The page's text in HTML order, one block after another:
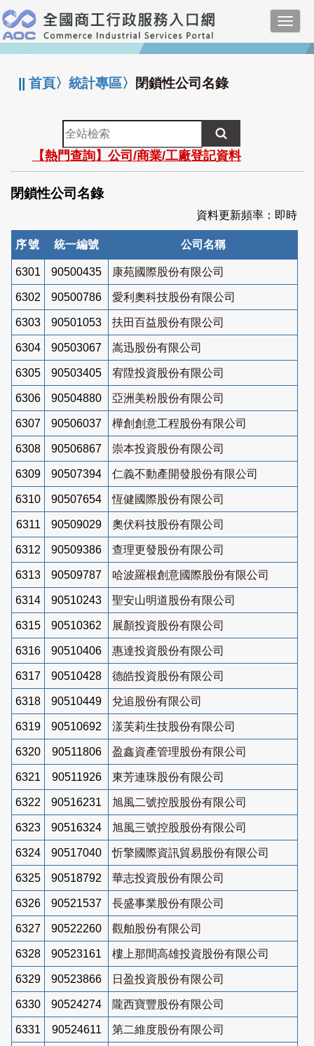
跳
到
主
要
:::
||首頁〉統計專區〉 閉鎖性公司名錄
全
站
檢
索
【熱門查詢】公司/商業/工廠登記資料
閉鎖性公司名錄
資料更新頻率：即時
序號 統一編號 公司名稱
6301 90500435 康苑國際股份有限公司
6302 90500786 愛利奧科技股份有限公司
6303 90501053 扶田百益股份有限公司
6304 90503067 嵩迅股份有限公司
6305 90503405 宥陞投資股份有限公司
6306 90504880 亞洲美粉股份有限公司
6307 90506037 樺創創意工程股份有限公司
6308 90506867 崇本投資股份有限公司
6309 90507394 仁義不動產開發股份有限公司
6310 90507654 恆健國際股份有限公司
6311 90509029 奧伏科技股份有限公司
6312 90509386 查理更發股份有限公司
6313 90509787 哈波羅根創意國際股份有限公司
6314 90510243 聖安山明道股份有限公司
6315 90510362 展顏投資股份有限公司
6316 90510406 惠達投資股份有限公司
6317 90510428 德皓投資股份有限公司
6318 90510449 兌追股份有限公司
6319 90510692 漾芙莉生技股份有限公司
6320 90511806 盈鑫資產管理股份有限公司
6321 90511926 東芳連珠股份有限公司
6322 90516231 旭風二號控股股份有限公司
6323 90516324 旭風三號控股股份有限公司
6324 90517040 忻擎國際資訊貿易股份有限公司
6325 90518792 華志投資股份有限公司
6326 90521537 長盛事業股份有限公司
6327 90522260 觀舶股份有限公司
6328 90523161 樓上那間高雄投資股份有限公司
6329 90523866 日盈投資股份有限公司
6330 90524274 隴西寶豐股份有限公司
6331 90524611 第二維度股份有限公司